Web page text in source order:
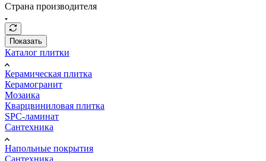
Страна производителя
Показать
Каталог плитки
Керамическая плитка
Керамогранит
Мозаика
Кварцвиниловая плитка
SPC-ламинат
Сантехника
Напольные покрытия
Сантехника